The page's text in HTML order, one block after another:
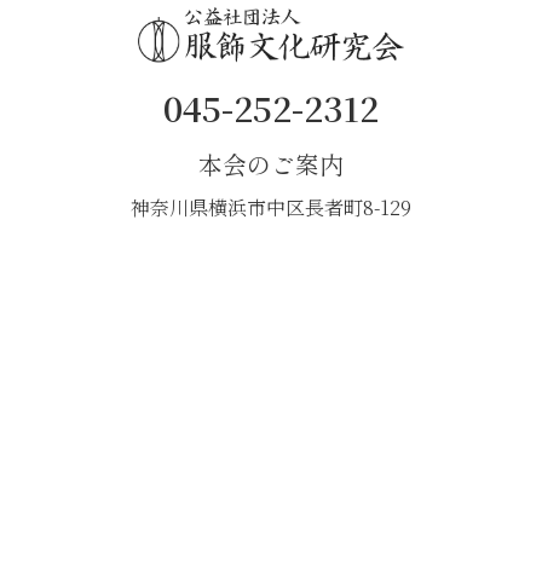
045-252-2312
本会のご案内
神奈川県横浜市中区長者町8-129